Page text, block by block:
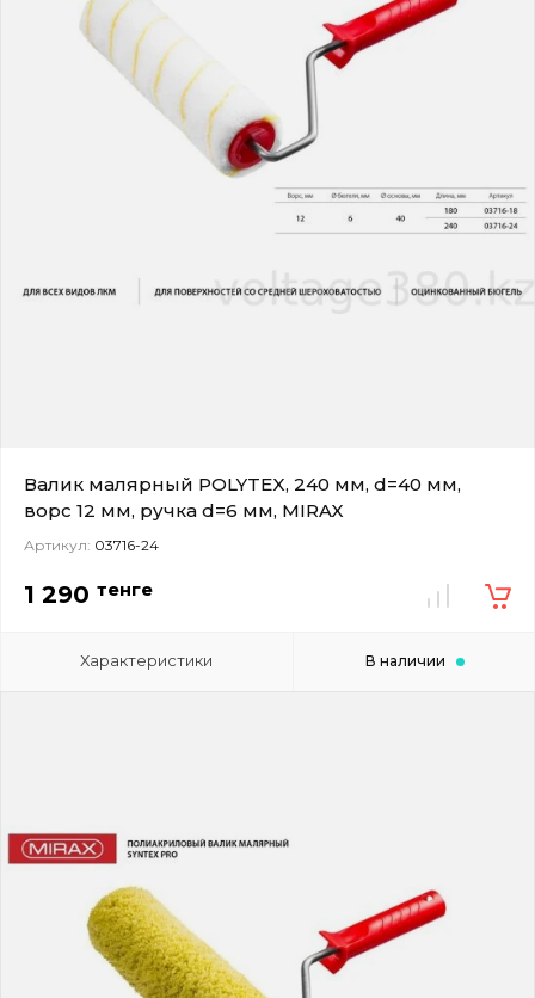
Валик малярный POLYTEX, 240 мм, d=40 мм,
ворс 12 мм, ручка d=6 мм, MIRAX
Артикул: 03716-24
1 290 тенге
Характеристики В наличии